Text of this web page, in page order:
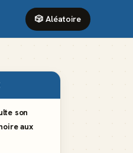
🎲 Aléatoire
son
aux